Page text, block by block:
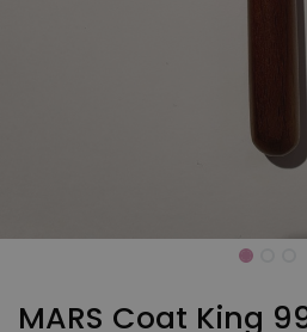
MARS Coat King